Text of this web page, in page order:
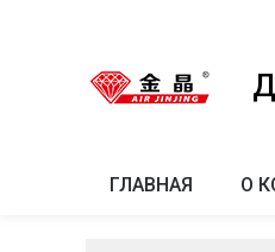
ГЛАВНАЯ О